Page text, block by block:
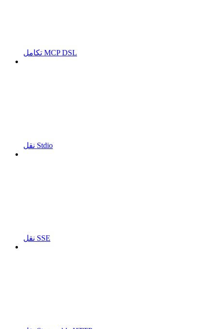
تكامل MCP DSL
نقل Stdio
نقل SSE